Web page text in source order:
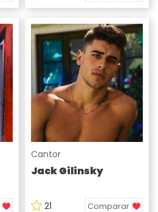
Cantor
Jack Gilinsky
21 Comparar